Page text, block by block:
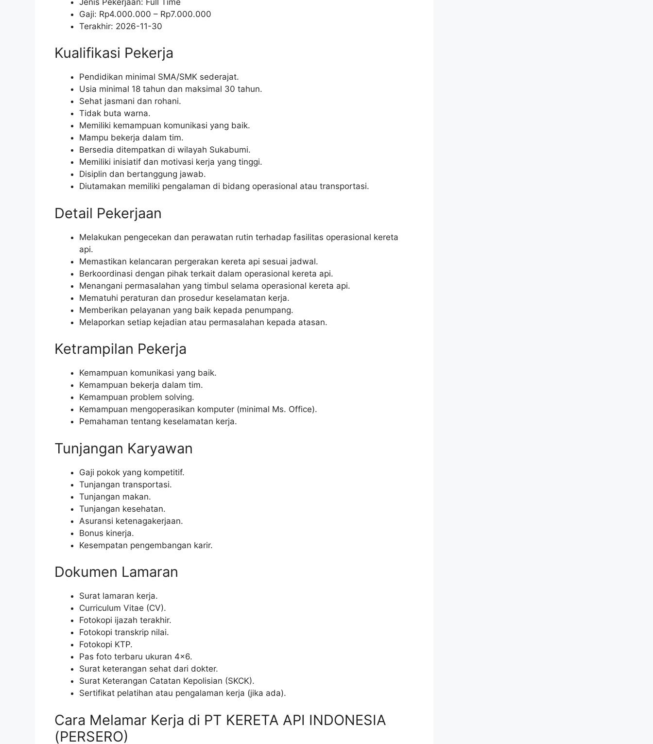
Gaji: Rp4.000.000 – Rp7.000.000
Terakhir: 2026-11-30
Kualifikasi Pekerja
Pendidikan minimal SMA/SMK sederajat.
Usia minimal 18 tahun dan maksimal 30 tahun.
Sehat jasmani dan rohani.
Tidak buta warna.
Memiliki kemampuan komunikasi yang baik.
Mampu bekerja dalam tim.
Bersedia ditempatkan di wilayah Sukabumi.
Memiliki inisiatif dan motivasi kerja yang tinggi.
Disiplin dan bertanggung jawab.
Diutamakan memiliki pengalaman di bidang operasional atau transportasi.
Detail Pekerjaan
Melakukan pengecekan dan perawatan rutin terhadap fasilitas operasional kereta
api.
Memastikan kelancaran pergerakan kereta api sesuai jadwal.
Berkoordinasi dengan pihak terkait dalam operasional kereta api.
Menangani permasalahan yang timbul selama operasional kereta api.
Mematuhi peraturan dan prosedur keselamatan kerja.
Memberikan pelayanan yang baik kepada penumpang.
Melaporkan setiap kejadian atau permasalahan kepada atasan.
Ketrampilan Pekerja
Kemampuan komunikasi yang baik.
Kemampuan bekerja dalam tim.
Kemampuan problem solving.
Kemampuan mengoperasikan komputer (minimal Ms. Office).
Pemahaman tentang keselamatan kerja.
Tunjangan Karyawan
Gaji pokok yang kompetitif.
Tunjangan transportasi.
Tunjangan makan.
Tunjangan kesehatan.
Asuransi ketenagakerjaan.
Bonus kinerja.
Kesempatan pengembangan karir.
Dokumen Lamaran
Surat lamaran kerja.
Curriculum Vitae (CV).
Fotokopi ijazah terakhir.
Fotokopi transkrip nilai.
Fotokopi KTP.
Pas foto terbaru ukuran 4×6.
Surat keterangan sehat dari dokter.
Surat Keterangan Catatan Kepolisian (SKCK).
Sertifikat pelatihan atau pengalaman kerja (jika ada).
Cara Melamar Kerja di PT KERETA API INDONESIA
(PERSERO)